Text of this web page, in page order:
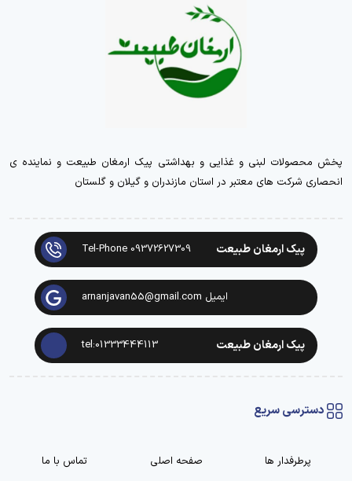
پخش محصولات لبنی و غذایی و بهداشتی پیک ارمغان طبیعت و نماینده ی
انحصاری شرکت های معتبر در استان مازندران و گیلان و گلستان
پیک ارمغان طبیعت Tel-Phone 09372627309
ایمیل arnanjavan55@gmail.com
پیک ارمغان طبیعت tel:01333444113
دسترسی سریع
پرطرفدار ها صفحه اصلی
تماس با ما